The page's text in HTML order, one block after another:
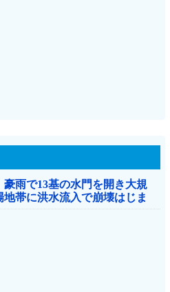
豪雨で13基の水門を開き大規
帯に洪水流入で崩壊はじま